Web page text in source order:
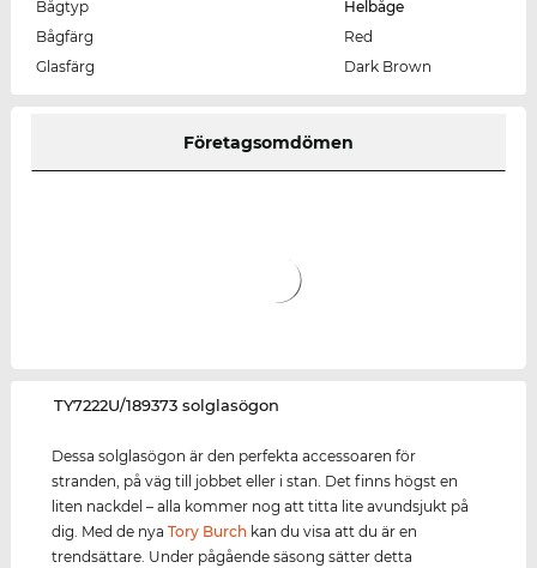
Bågtyp
Helbåge
Bågfärg
Red
Glasfärg
Dark Brown
Företagsomdömen
‌TY7222U/189373 solglasögon
Dessa solglasögon är den perfekta accessoaren för
stranden, på väg till jobbet eller i stan. Det finns högst en
liten nackdel – alla kommer nog att titta lite avundsjukt på
dig. Med de nyaTory Burch kan du visa att du är en
trendsättare. Under pågående säsong sätter detta